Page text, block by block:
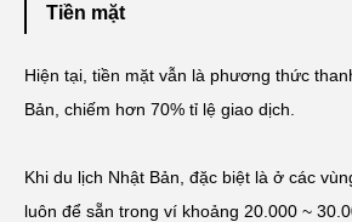
Tiền mặt
Hiện tại, tiền mặt vẫn là phương thức
Bản, chiếm hơn 70% tỉ lệ giao dịch.
Khi du lịch Nhật Bản, đặc biệt là ở các
luôn để sẵn trong ví khoảng 20.000 ~